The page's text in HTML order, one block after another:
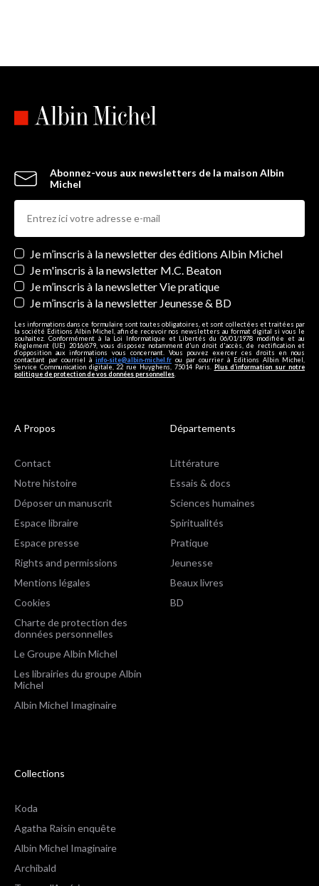
Abonnez-vous aux newsletters de la maison Albin
Michel
Newsletters
Je m’inscris à la newsletter des éditions Albin Michel
Je m'inscris à la newsletter M.C. Beaton
Je m’inscris à la newsletter Vie pratique
Je m’inscris à la newsletter Jeunesse & BD
Les informations dans ce formulaire sont toutes obligatoires, et sont collectées et traitées par
la société Editions Albin Michel, afin de recevoir nos newsletters au format digital si vous le
souhaitez. Conformément à la Loi Informatique et Libertés du 06/01/1978 modifiée et au
Règlement (UE) 2016/679, vous disposez notamment d'un droit d'accès, de rectification et
d’opposition aux informations vous concernant. Vous pouvez exercer ces droits en nous
contactant par courriel à info-site@albin-michel.fr ou par courrier à Editions Albin Michel,
Service Communication digitale, 22 rue Huyghens, 75014 Paris. Plus d’information sur notre
politique de protection de vos données personnelles
A Propos
Contact
Notre histoire
Déposer un manuscrit
Espace libraire
Espace presse
Rights and permissions
Mentions légales
Cookies
Charte de protection des
données personnelles
Le Groupe Albin Michel
Les librairies du groupe Albin
Michel
Albin Michel Imaginaire
Départements
Littérature
Essais & docs
Sciences humaines
Spiritualités
Pratique
Jeunesse
Beaux livres
BD
Collections
Koda
Agatha Raisin enquête
Albin Michel Imaginaire
Archibald